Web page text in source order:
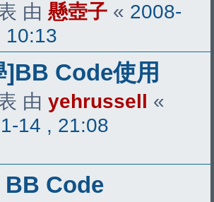
由 懸壺子 « 2008-
10:13
]BB Code使用
由 yehrussell «
14 , 21:08
BB Code